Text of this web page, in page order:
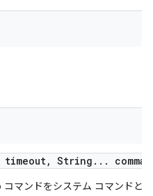
timeout, String . . .
マンドをシステム コマンドと